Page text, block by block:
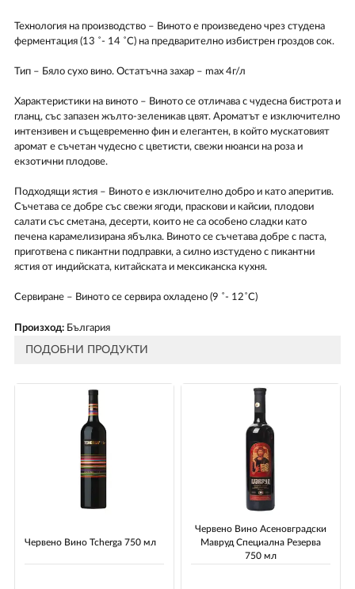
Технология на производство – Виното е произведено чрез студена
ферментация (13 ˚- 14 ˚С) на предварително избистрен гроздов сок.
Тип – Бяло сухо вино. Остатъчна захар – max 4г/л
Характеристики на виното – Виното се отличава с чудесна бистрота и
гланц, със запазен жълто-зеленикав цвят. Ароматът е изключително
интензивен и същевременно фин и елегантен, в който мускатовият
аромат е съчетан чудесно с цветисти, свежи нюанси на роза и
екзотични плодове.
Подходящи ястия – Виното е изключително добро и като аперитив.
Съчетава се добре със свежи ягоди, праскови и кайсии, плодови
салати със сметана, десерти, които не са особено сладки като
печена карамелизирана ябълка. Виното се съчетава добре с паста,
приготвена с пикантни подправки, а силно изстудено с пикантни
ястия от индийската, китайската и мексиканска кухня.
Сервиране – Виното се сервира охладено (9 ˚- 12˚С)
Произход:България
ПОДОБНИ ПРОДУКТИ
Червено Вино Tcherga 750 мл
Червено Вино Асеновградски
Мавруд Специална Резерва
750 мл